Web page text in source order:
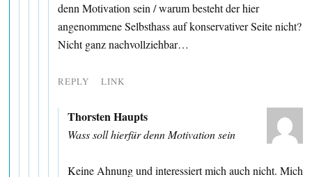
denn Motivation sein / warum besteht der hier
angenommene Selbsthass auf konservativer Seite nicht?
Nicht ganz nachvollziehbar…
REPLY LINK
Thorsten Haupts
Wass soll hierfür denn Motivation sein
Keine Ahnung und interessiert mich auch nicht. Mich